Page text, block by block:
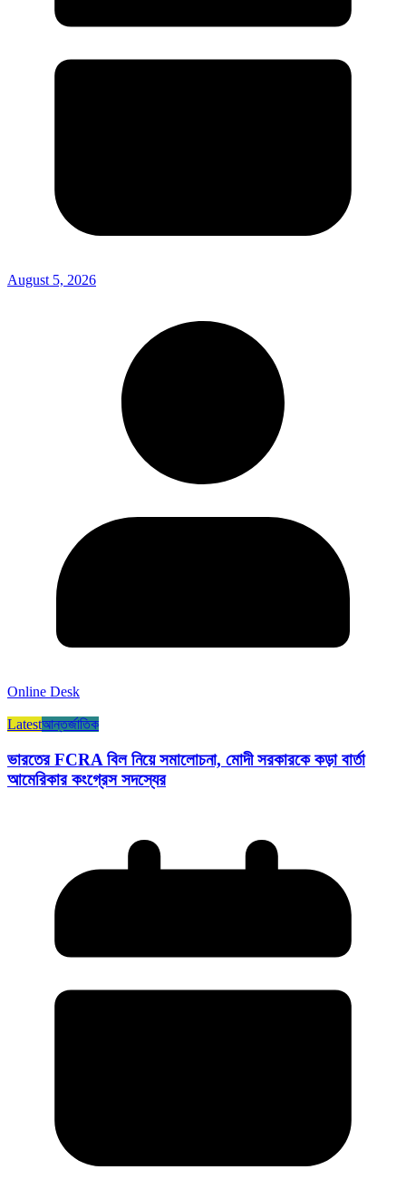
August 5, 2026
Online Desk
Latestআন্তর্জাতিক
ভারতের FCRA বিল নিয়ে সমালোচনা, মোদী সরকারকে কড়া বার্তা
আমেরিকার কংগ্রেস সদস্যের